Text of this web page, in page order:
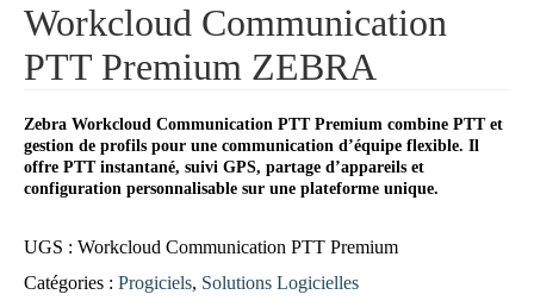
Workcloud Communication
PTT Premium ZEBRA
Zebra Workcloud Communication PTT Premium combine PTT et
gestion de profils pour une communication d’équipe flexible. Il
offre PTT instantané, suivi GPS, partage d’appareils et
configuration personnalisable sur une plateforme unique.
UGS : Workcloud Communication PTT Premium
Catégories : Progiciels, Solutions Logicielles